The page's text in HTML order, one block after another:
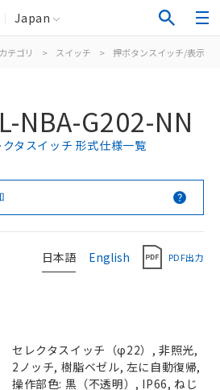
Japan
テゴリ > スイッチ > 押ボタンスイッチ/表示灯
NBA-G202-NN
タスイッチ 形式仕様一覧
日本語 English PDF出力
セレクタスイッチ（φ22）, 非照光,
2ノッチ, 樹脂ベゼル, 左に自動復帰,
操作部色: 黒（不透明）, IP66, ねじ